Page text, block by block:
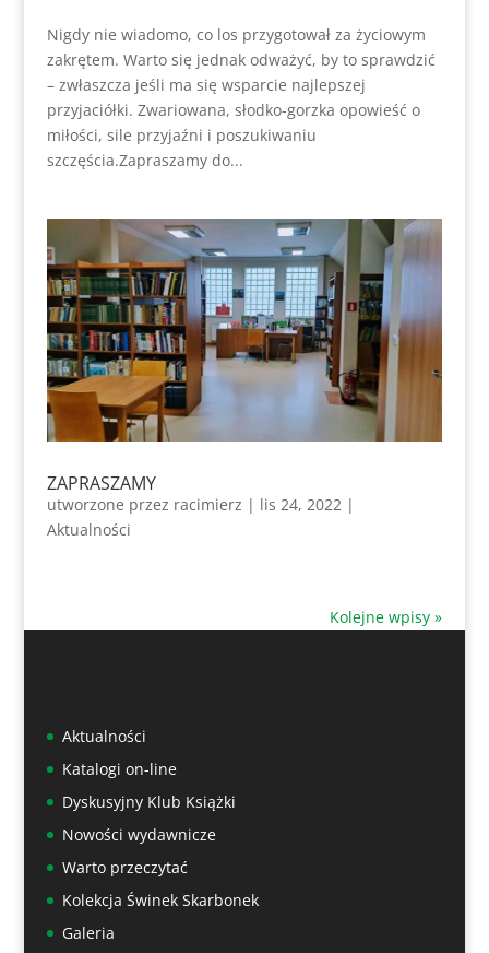
Nigdy nie wiadomo, co los przygotował za życiowym
zakrętem. Warto się jednak odważyć, by to sprawdzić
– zwłaszcza jeśli ma się wsparcie najlepszej
przyjaciółki. Zwariowana, słodko-gorzka opowieść o
miłości, sile przyjaźni i poszukiwaniu
szczęścia.Zapraszamy do...
ZAPRASZAMY
utworzone przez racimierz | lis 24, 2022|
Aktualności
Kolejne wpisy »
Aktualności
Katalogi on-line
Dyskusyjny Klub Książki
Nowości wydawnicze
Warto przeczytać
Kolekcja Świnek Skarbonek
Galeria